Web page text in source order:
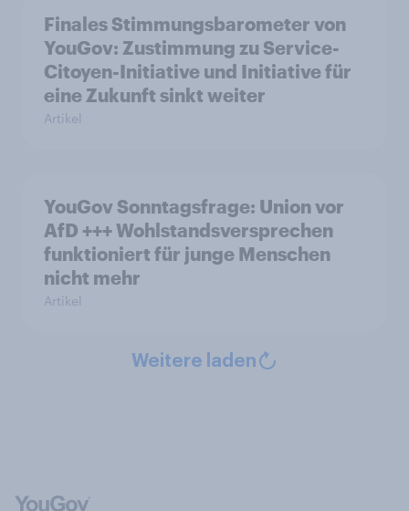
Finales Stimmungsbarometer von
YouGov: Zustimmung zu Service-
Citoyen-Initiative und Initiative für
eine Zukunft sinkt weiter
Artikel
YouGov Sonntagsfrage: Union vor
AfD +++ Wohlstandsversprechen
funktioniert für junge Menschen
nicht mehr
Artikel
Weitere laden